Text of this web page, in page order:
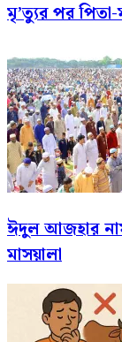
মৃ’ত্যুর পর
ঈদুল আজহার
মাসয়ালা